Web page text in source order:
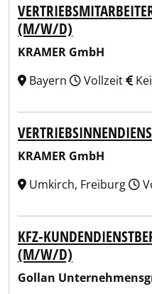
(M/W/D)
KRAMER GmbH
Bayern
Vollzeit
KRAMER GmbH
Umkirch, Freiburg
KFZ-
(M/W/D)
Gollan